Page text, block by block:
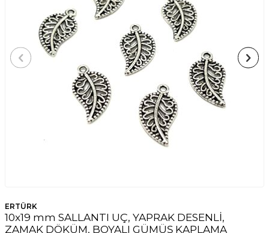
ERTÜRK
10x19 mm SALLANTI UÇ, YAPRAK DESENLİ,
ZAMAK DÖKÜM, BOYALI GÜMÜŞ KAPLAMA